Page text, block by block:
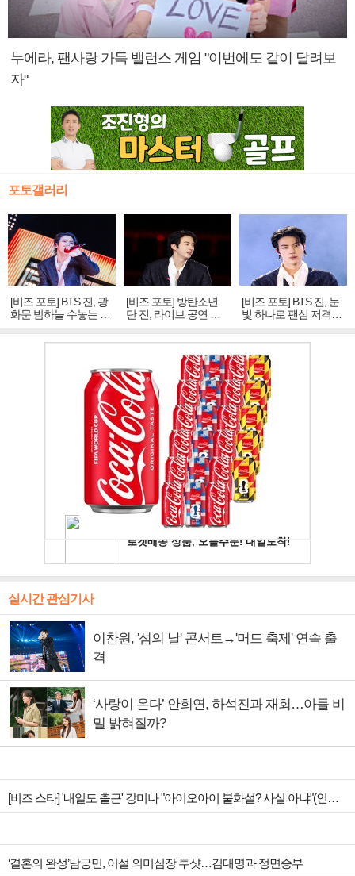
누에라, 팬사랑 가득 밸런스 게임 "이번에도 같이 달려보
자"
포토갤러리
[비즈 포토] BTS 진, 광
화문 밤하늘 수놓는 '비
주얼 킹'의 열창
[비즈 포토] 방탄소년
단 진, 라이브 공연 중
빛나는 독보적 아우라
[비즈 포토] BTS 진, 눈
빛 하나로 팬심 저격…
독보적 카리스마
실시간 관심기사
이찬원, '섬의 날' 콘서트→'머드 축제' 연속 출
격
‘사랑이 온다’ 안희연, 하석진과 재회…아들 비
밀 밝혀질까?
[비즈 스타] '내일도 출근' 강미나 "아이오아이 불화설? 사실 아냐"(인터뷰)
‘결혼의 완성’남궁민, 이설 의미심장 투샷…김대명과 정면승부